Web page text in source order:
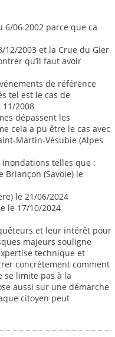
6/06 2002 parce que ca
12/2003 et la Crue du Gier
qu’il faut avoir
de référence
tel est le cas de
11/2008
dépassent les
cela a pu être le cas avec
Martin-Vésubie (Alpes
telles que :
(Savoie) le
le 21/06/2024
le 17/10/2024
et leur intérêt pour
majeurs souligne
technique et
concrètement comment
se limite pas à la
aussi sur une démarche
citoyen peut